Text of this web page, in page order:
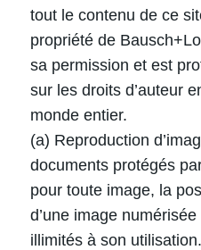
tout le contenu de ce
propriété de
sa permission et est
sur les droits d’auteur
monde entier.
(a) Reproduction
documents protégés
pour toute image, la
d’une image
illimités à son